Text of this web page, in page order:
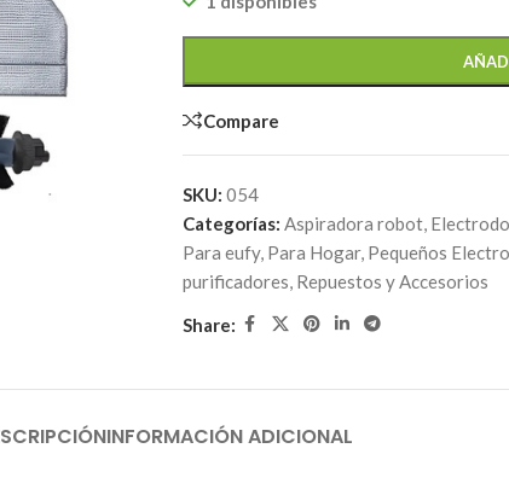
Compare
SKU: 054
Categorías: Aspiradora robot,
Para eufy, Para Hogar, Pequeños
purificadores, Repuestos y Accesorios
Share:
INFORMACIÓN ADICIONAL